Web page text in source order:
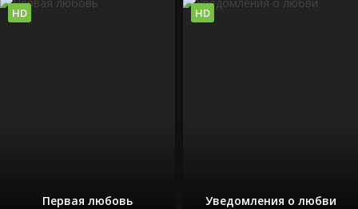
Первая любовь
HD
Уведомления о любви
HD